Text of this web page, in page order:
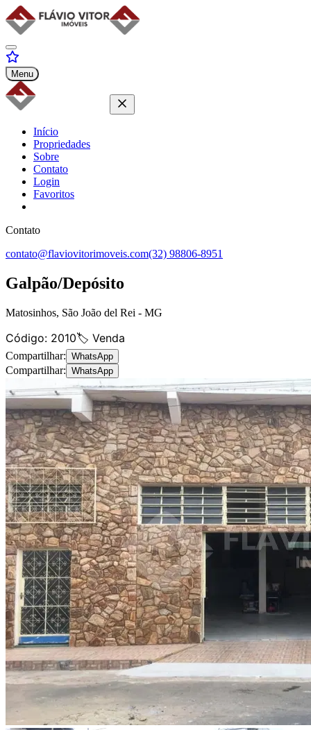
Menu
Início
Propriedades
Sobre
Contato
Login
Favoritos
Contato
contato@flaviovitorimoveis.com(32) 98806-8951
Galpão/Depósito
Matosinhos, São João del Rei - MG
Código: 2010🏷️ Venda
Compartilhar: WhatsApp
Compartilhar: WhatsApp